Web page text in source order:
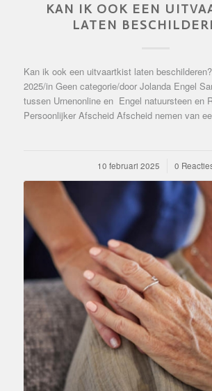
KAN IK OOK EEN
LATEN
Kan ik ook een uitvaartkist laten
2025/in Geen categorie/door Jolanda Engel
tussen Urnenonline en Engel natuursteen en
Persoonlijker Afscheid Afscheid nemen van
10 februari 2025
/ 0